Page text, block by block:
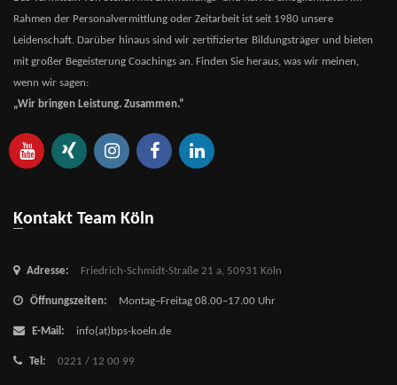
Rahmen der Personalvermittlung oder Zeitarbeit ist seit 1980 unsere
Leidenschaft. Darüber hinaus sind wir zertifizierter Bildungsträger und bieten
mit großer Begeisterung Coachings an. Finden Sie heraus, was wir meinen,
wenn wir sagen:
„Wir bringen Leistung. Zusammen.“
Kontakt Team Köln
Adresse: Friedrich-Schmidt-Straße 21 a, 50931 Köln
Öffnungszeiten: Montag–Freitag 08.00–17.00 Uhr
E-Mail: info(at)bps-koeln.de
Tel: 0221 / 12 00 99